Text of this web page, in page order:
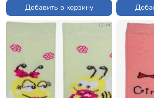
Добавить в корзину
12-14